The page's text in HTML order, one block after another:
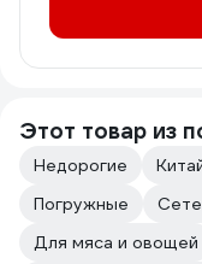
Этот товар из
Недорогие
Погружные
Для мяса и овощей